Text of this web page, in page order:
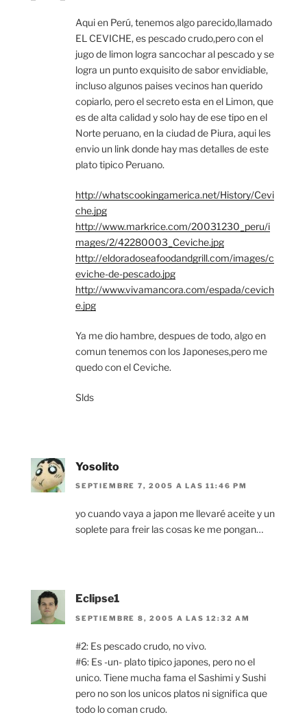
Aqui en Perú, tenemos algo parecido,llamado
EL CEVICHE, es pescado crudo,pero con el
jugo de limon logra sancochar al pescado y se
logra un punto exquisito de sabor envidiable,
incluso algunos paises vecinos han querido
copiarlo, pero el secreto esta en el Limon, que
es de alta calidad y solo hay de ese tipo en el
Norte peruano, en la ciudad de Piura, aqui les
envio un link donde hay mas detalles de este
plato tipico Peruano.
http://whatscookingamerica.net/History/Cevi
che.jpg
http://www.markrice.com/20031230_peru/i
mages/2/42280003_Ceviche.jpg
http://eldoradoseafoodandgrill.com/images/c
eviche-de-pescado.jpg
http://www.vivamancora.com/espada/cevich
e.jpg
Ya me dio hambre, despues de todo, algo en
comun tenemos con los Japoneses,pero me
quedo con el Ceviche.
Slds
Yosolito
SEPTIEMBRE 7, 2005 A LAS 11:46 PM
yo cuando vaya a japon me llevaré aceite y un
soplete para freir las cosas ke me pongan…
Eclipse1
SEPTIEMBRE 8, 2005 A LAS 12:32 AM
#2: Es pescado crudo, no vivo.
#6: Es -un- plato tipico japones, pero no el
unico. Tiene mucha fama el Sashimi y Sushi
pero no son los unicos platos ni significa que
todo lo coman crudo.